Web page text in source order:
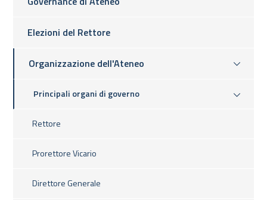
Elezioni del Rettore
Organizzazione dell'Ateneo
Principali organi di governo
Rettore
Prorettore Vicario
Direttore Generale